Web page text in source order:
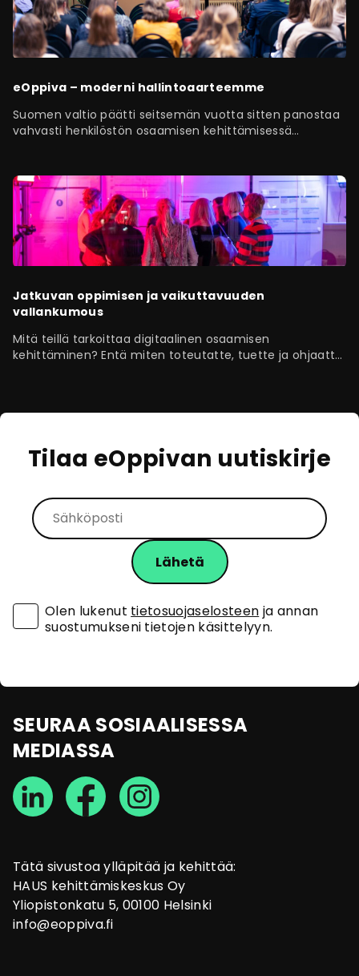
eOppiva – moderni hallintoaarteemme
Suomen valtio päätti seitsemän vuotta sitten panostaa
vahvasti henkilöstön osaamisen kehittämisessä
Jatkuvan oppimisen ja vaikuttavuuden
vallankumous
Mitä teillä tarkoittaa digitaalinen osaamisen
kehittäminen? Entä miten toteutatte, tuette ja ohjaatte
Tilaa eOppivan uutiskirje
Olen lukenut tietosuojaselosteen ja annan
suostumukseni tietojen käsittelyyn.
SEURAA SOSIAALISESSA
MEDIASSA
Tätä sivustoa ylläpitää ja kehittää:
HAUS kehittämiskeskus Oy
Yliopistonkatu 5, 00100 Helsinki
info@eoppiva.fi